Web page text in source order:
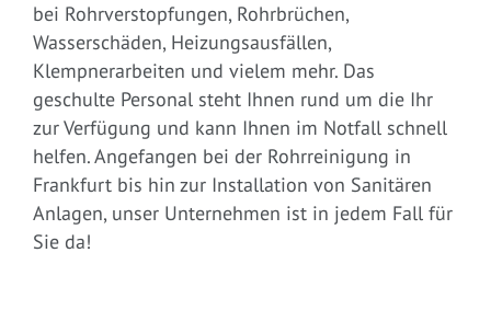
bei Rohrverstopfungen, Rohrbrüchen,
Wasserschäden, Heizungsausfällen,
Klempnerarbeiten und vielem mehr. Das
geschulte Personal steht Ihnen rund um die Ihr
zur Verfügung und kann Ihnen im Notfall schnell
helfen. Angefangen bei der Rohrreinigung in
Frankfurt bis hin zur Installation von Sanitären
Anlagen, unser Unternehmen ist in jedem Fall für
Sie da!